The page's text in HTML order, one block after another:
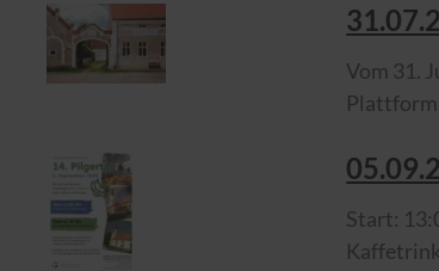
Vom 31.
Plattform
Start: